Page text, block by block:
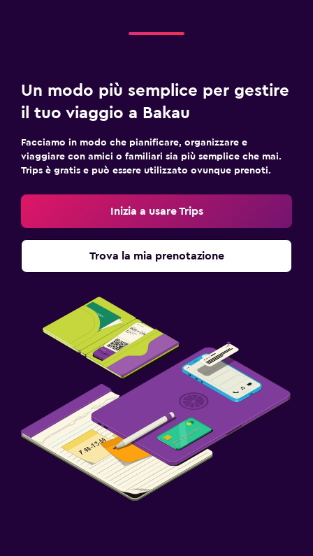
Un modo più semplice per gestire
il tuo viaggio a Bakau
Facciamo in modo che pianificare, organizzare e
viaggiare con amici o familiari sia più semplice che mai.
Trips è gratis e può essere utilizzato ovunque prenoti.
Inizia a usare Trips
Trova la mia prenotazione